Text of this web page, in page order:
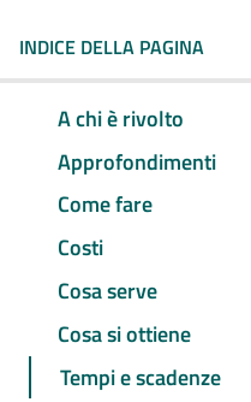
INDICE DELLA PAGINA
A chi è rivolto
Approfondimenti
Come fare
Costi
Cosa serve
Cosa si ottiene
Tempi e scadenze